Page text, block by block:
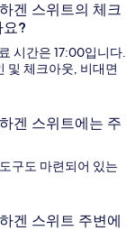
겐 스위트의 체크
요?
시간은 17:00입니다.
및 체크아웃, 비대면
겐 스위트에는 주
구도 마련되어 있는
겐 스위트 주변에